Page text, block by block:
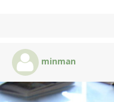
minman